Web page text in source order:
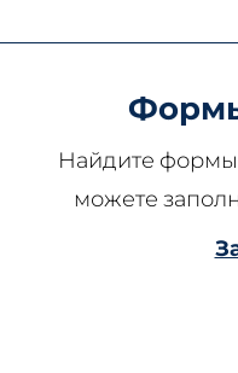
Найдите формы
можете